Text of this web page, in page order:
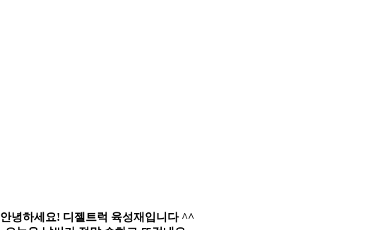
안녕하세요! 디젤트럭 육성재 입니다 ^^